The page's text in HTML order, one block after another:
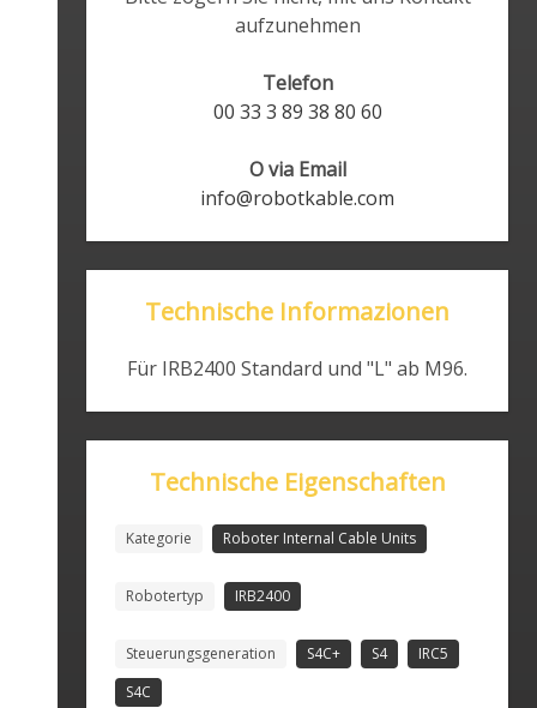
aufzunehmen
Telefon
00 33 3 89 38 80 60
O via Email
info@robotkable.com
Technische Informazionen
Für IRB2400 Standard und "L" ab M96.
Technische Eigenschaften
Kategorie Roboter Internal Cable Units
Robotertyp IRB2400
Steuerungsgeneration S4C+ S4
IRC5
S4C